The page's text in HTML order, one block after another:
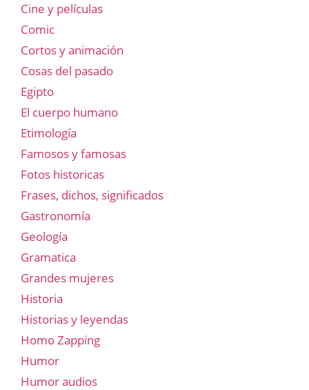
Cine y películas
Comic
Cortos y animación
Cosas del pasado
Egipto
El cuerpo humano
Etimología
Famosos y famosas
Fotos historicas
Frases, dichos, significados
Gastronomía
Geología
Gramatica
Grandes mujeres
Historia
Historias y leyendas
Homo Zapping
Humor
Humor audios